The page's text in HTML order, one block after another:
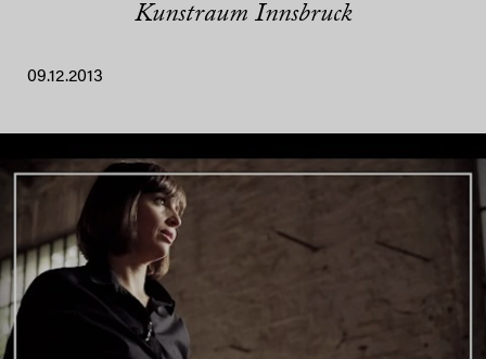
Kunstraum Innsbruck
09.12.2013